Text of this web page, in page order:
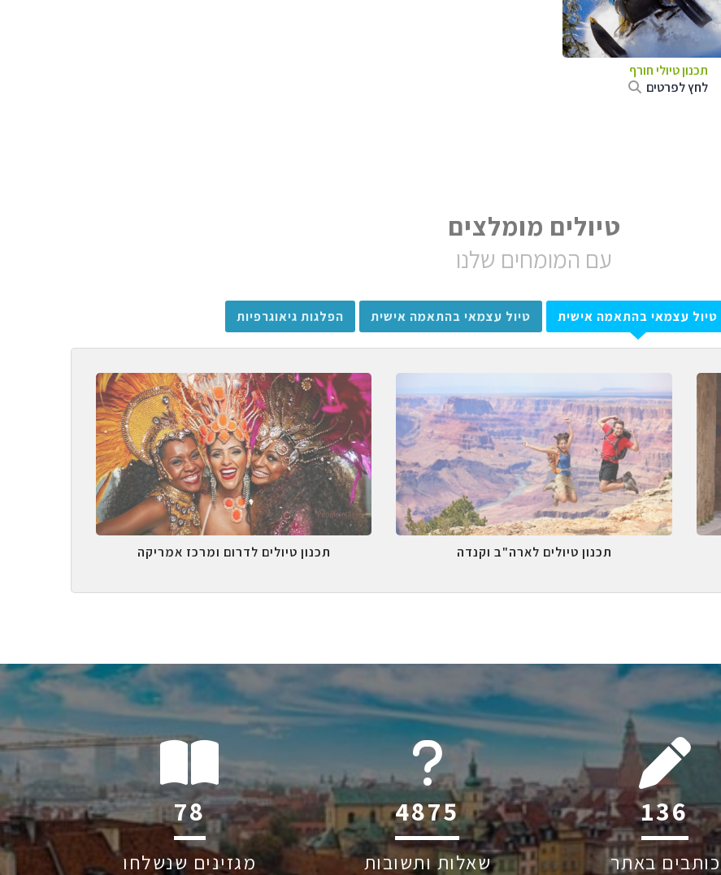
תכנון טיולי חורף
לחץ לפרטים
טיולים מומלצים
עם המומחים שלנו
טיול עצמאי בהתאמה אישית טיול עצמאי בהתאמה אישית הפלגות גיאוגרפיות
תכנון טיולים לארה"ב וקנדה תכנון טיולים לדרום ומרכז אמריקה
125
מגזינים שנשלחו
6045
שאלות ותשובות
219
כותבים באתר